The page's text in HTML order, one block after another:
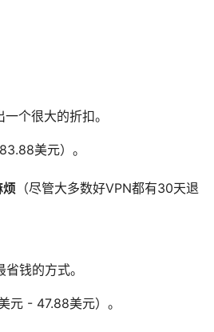
个很大的折扣。
美元）。
（尽管大多数好VPN都有30天退
钱的方式。
元 - 47.88美元）。